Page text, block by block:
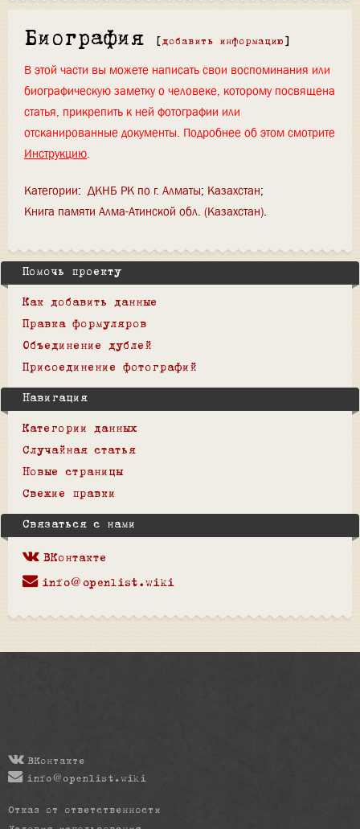
Биография [ добавить информацию ]
В этой части вы можете написать свои воспоминания или
биографическую заметку о человеке, которому посвящена
статья, прикрепить к ней фотографии или
отсканированные документы. Подробнее об этом смотрите
Инструкцию.
Категории: ДКНБ РК по г. Алматы Казахстан
Книга памяти Алма-Атинской обл. (Казахстан)
Помочь проекту
Как добавить данные
Правка формуляров
Объединение дублей
Присоединение фотографий
Навигация
Категории данных
Случайная статья
Новые страницы
Свежие правки
Связаться с нами
ВКонтакте
info@openlist.wiki
ВКонтакте
info@openlist.wiki
Отказ от ответственности